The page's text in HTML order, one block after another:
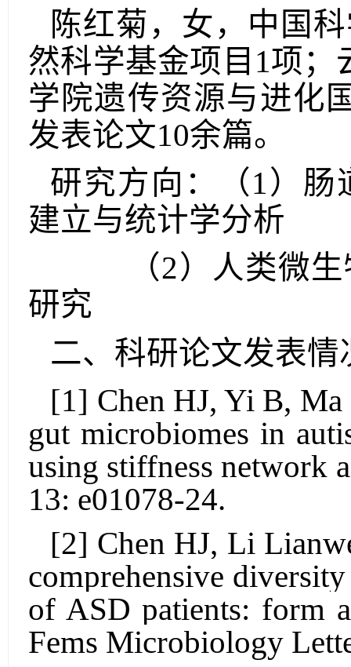
陈红菊，女，中国
然科学基金项目 1项；
学院遗传资源与进化
发表论文10余篇。
研究方向：（ 1 ）肠
建立与统计学分析
（2 ）
人类微
研究
二、科研论文发表情
[1] Chen HJ, Yi B, Ma
gut microbiomes in
using stiffness network
13: e01078-24.
[2] Chen HJ, Li
comprehensive
of ASD patients: form
Fems Microbiology